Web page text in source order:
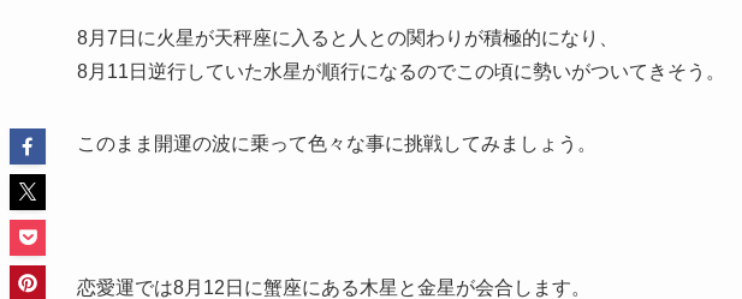
8月7日に火星が天秤座に入ると人との関わりが積極的になり、
8月11日逆行していた水星が順行になるのでこの頃に勢いがついてきそう。
このまま開運の波に乗って色々な事に挑戦してみましょう。
恋愛運では8月12日に蟹座にある木星と金星が会合します。